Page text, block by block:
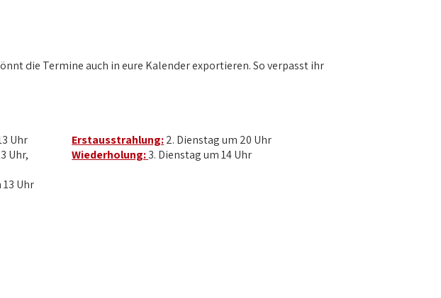
die Termine auch in eure Kalender exportieren. So verpasst ihr
Uhr
Uhr,
Uhr
Erstausstrahlung:2. Dienstag um 20 Uhr
Wiederholung:3. Dienstag um 14 Uhr